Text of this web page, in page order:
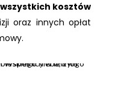
kosztów
oraz innych opłat